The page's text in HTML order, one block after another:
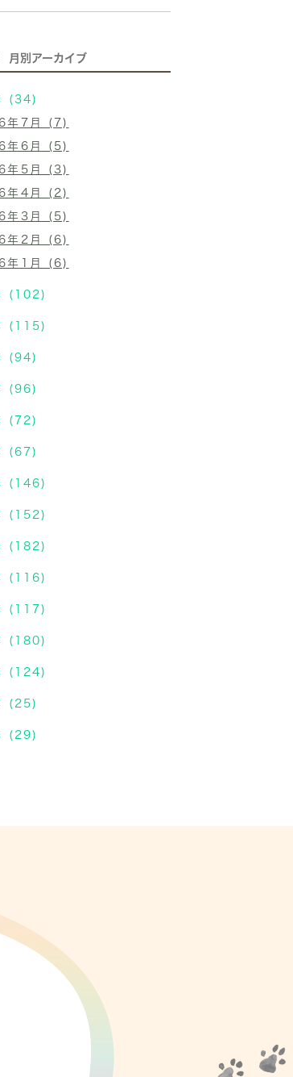
月別アーカイブ
(34)
年7月 (7)
年6月 (5)
年5月 (3)
年4月 (2)
年3月 (5)
年2月 (6)
年1月 (6)
(102)
(115)
(94)
(96)
(72)
(67)
(146)
(152)
(182)
(116)
(117)
(180)
(124)
(25)
(29)